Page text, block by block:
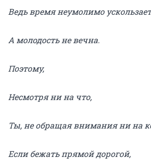
Ведь время неумолимо
А молодость не вечна.
Поэтому,
Несмотря ни на что,
Ты, не обращая внимания ни на
Если бежать прямой дорогой,